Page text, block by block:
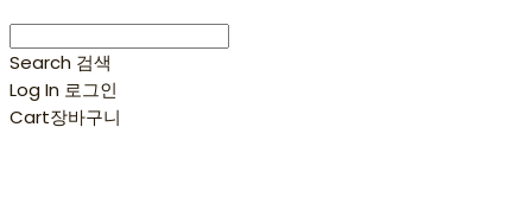
Search 검색
Log In 로그인
Cart장바구니